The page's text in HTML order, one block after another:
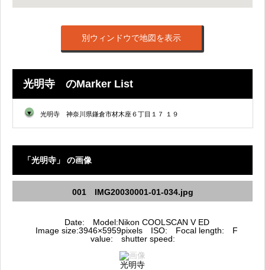
別ウィンドウで地図を表示
光明寺 のMarker List
▼ 光明寺 神奈川県鎌倉市材木座６丁目１７ １９
「光明寺」 の画像
001 IMG20030001-01-034.jpg
Date: Model:Nikon COOLSCAN V ED
Image size:3946×5959pixels ISO: Focal length: F
value: shutter speed:
光明寺